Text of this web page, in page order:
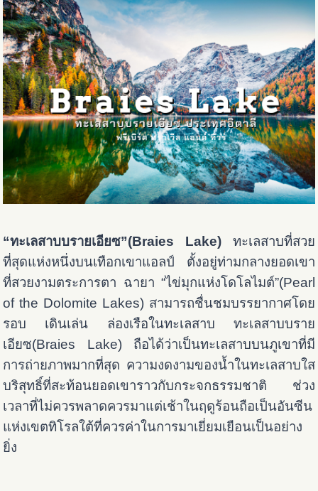
“ทะเลสาบบรายเอียซ”(Braies Lake) ทะเลสาบที่สวย
ที่สุดแห่งหนึ่งบนเทือกเขาแอลป์ ตั้งอยู่ท่ามกลางยอดเขา
ที่สวยงามตระการตา ฉายา “ไข่มุกแห่งโดโลไมต์”(Pearl
of the Dolomite Lakes) สามารถชื่นชมบรรยากาศโดย
รอบ เดินเล่น ล่องเรือในทะเลสาบ ทะเลสาบบราย
เอียซ(Braies Lake) ถือได้ว่าเป็นทะเลสาบบนภูเขาที่มี
การถ่ายภาพมากที่สุด ความงดงามของน้ำในทะเลสาบใส
บริสุทธิ์ที่สะท้อนยอดเขาราวกับกระจกธรรมชาติ ช่วง
เวลาที่ไม่ควรพลาดควรมาแต่เช้าในฤดูร้อนถือเป็นอันซีน
แห่งเขตทิโรลใต้ที่ควรค่าในการมาเยี่ยมเยือนเป็นอย่าง
ยิ่ง